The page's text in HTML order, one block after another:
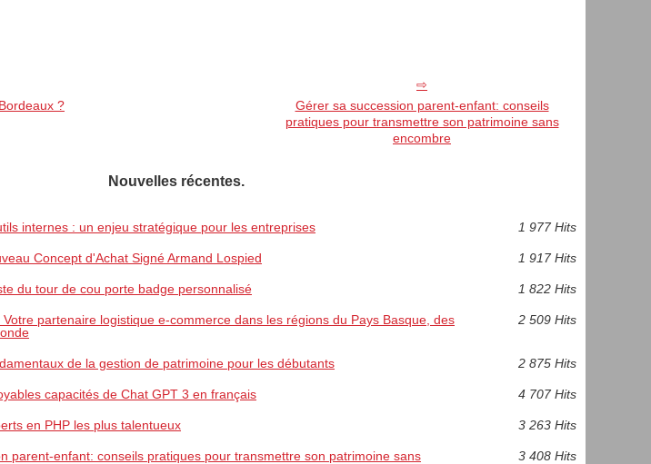
?
Gérer sa succession parent-enfant: conseils
pratiques pour transmettre son patrimoine sans
encombre
Nouvelles récentes.
internes : un enjeu stratégique pour les entreprises 1 977 Hits
Concept d'Achat Signé Armand Lospied 1 917 Hits
du tour de cou porte badge personnalisé 1 822 Hits
Votre partenaire logistique e-commerce dans les régions du Pays Basque, des
2 509 Hits
de la gestion de patrimoine pour les débutants 2 875 Hits
capacités de Chat GPT 3 en français 4 707 Hits
en PHP les plus talentueux 3 263 Hits
parent-enfant: conseils pratiques pour transmettre son patrimoine sans
3 408 Hits